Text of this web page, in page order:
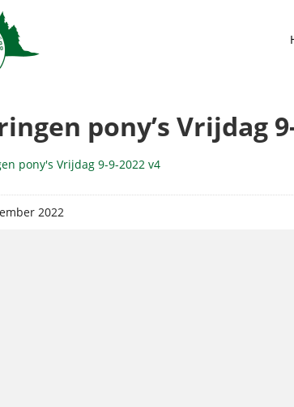
pony’s Vrijdag
pony's Vrijdag 9-9-2022 v4
2022